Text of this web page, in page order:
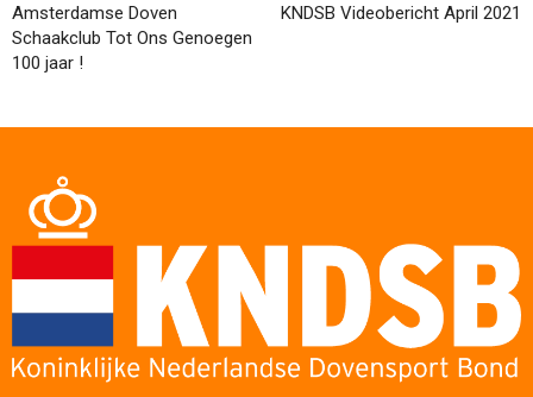
Amsterdamse Doven
Schaakclub Tot Ons Genoegen
100 jaar !
KNDSB Videobericht April 2021